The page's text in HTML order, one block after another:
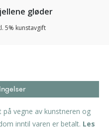
gløder
5% kunstavgift
vegne av kunstneren og
inntil varen er betalt. Les